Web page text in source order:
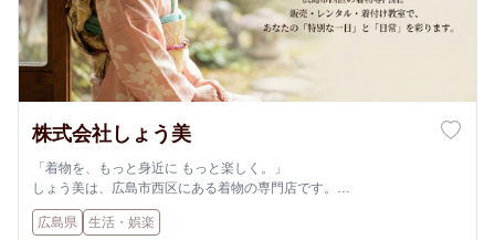
株式会社しょう美
「着物を、もっと身近に もっと楽しく。」
しょう美は、広島市西区にある着物の専門店です。
着物販売・着物レンタル・着付け教室・着付けサービスを通して、
広島県 生活・娯楽